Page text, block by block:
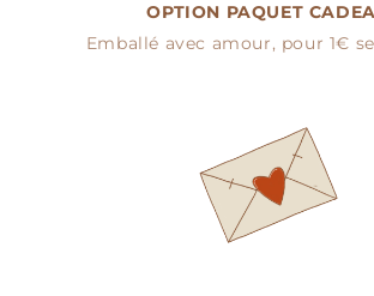
OPTION PAQUET
Emballé avec amour, pour 1€